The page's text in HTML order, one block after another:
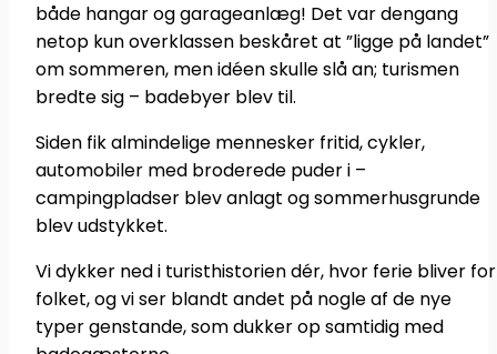
både hangar og garageanlæg! Det var dengang
netop kun overklassen beskåret at ”ligge på landet”
om sommeren, men idéen skulle slå an; turismen
bredte sig – badebyer blev til.
Siden fik almindelige mennesker fritid, cykler,
automobiler med broderede puder i –
campingpladser blev anlagt og sommerhusgrunde
blev udstykket.
Vi dykker ned i turisthistorien dér, hvor ferie bliver for
folket, og vi ser blandt andet på nogle af de nye
typer genstande, som dukker op samtidig med